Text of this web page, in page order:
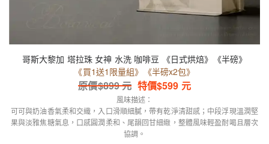
哥斯大黎加 塔拉珠 女神 水洗 咖啡豆 《日式烘焙》《半磅》
《買1送1限量組》《半磅x2包》
原價$899元 特價$599 元
風味描述：
可可與奶油香氣柔和交織，入口滑順細膩，帶有乾淨清甜感；中段浮現溫潤堅
果與淡雅焦糖氣息，口感圓潤柔和、尾韻回甘細緻，整體風味輕盈耐喝且層次
協調。